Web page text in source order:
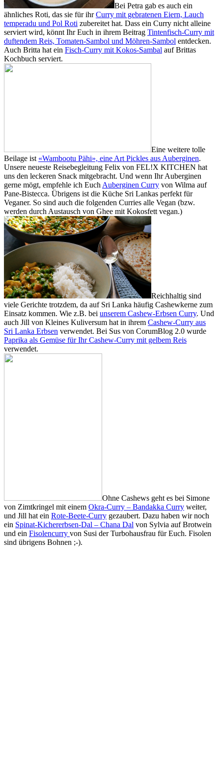
Bei Petra gab es auch ein
ähnliches Roti, das sie für ihrCurry mit gebratenen Eiern, Lauch
temperadu und Pol Roti zubereitet hat. Dass ein Curry nicht alleine
serviert wird, könnt Ihr Euch in ihrem Beitrag Tintenfisch-Curry mit
duftendem Reis, Tomaten-Sambol und Möhren-Sambol entdecken.
Auch Britta hat ein Fisch-Curry mit Kokos-Sambal auf Brittas
Kochbuch serviert.
Eine weitere tolle
Beilage ist «Wambootu Pähi», eine Art Pickles aus Auberginen.
Unsere neueste Reisebegleitung Felix von FEL!X KITCHEN hat
uns den leckeren Snack mitgebracht. Und wenn Ihr Auberginen
gerne mögt, empfehle ich Euch Auberginen Curry von Wilma auf
Pane-Bistecca. Übrigens ist die Küche Sri Lankas perfekt für
Veganer. So sind auch die folgenden Curries alle Vegan (bzw.
werden durch Austausch von Ghee mit Kokosfett vegan.)
Reichhaltig sind
viele Gerichte trotzdem, da auf Sri Lanka häufig Cashewkerne zum
Einsatz kommen. Wie z.B. bei unserem Cashew-Erbsen Curry. Und
auch Jill von Kleines Kuliversum hat in ihrem Cashew-Curry aus
Sri Lanka Erbsen verwendet. Bei Sus von CorumBlog 2.0 wurde
Paprika als Gemüse für Ihr Cashew-Curry mit gelbem Reis
verwendet.
Ohne Cashews geht es bei Simone
von Zimtkringel mit einem Okra-Curry – Bandakka Curry weiter,
und Jill hat ein Rote-Beete-Curry gezaubert. Dazu haben wir noch
ein Spinat-Kichererbsen-Dal – Chana Dal von Sylvia auf Brotwein
und ein Fisolencurry von Susi der Turbohausfrau für Euch. Fisolen
sind übrigens Bohnen ;-).